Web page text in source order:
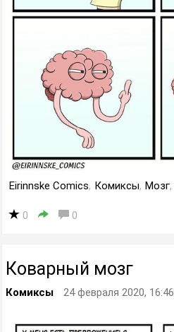
Eirinnske Comics, Комиксы, Мозг,
0 0
Коварный мозг
Комиксы 24 февраля 2020, 16:46